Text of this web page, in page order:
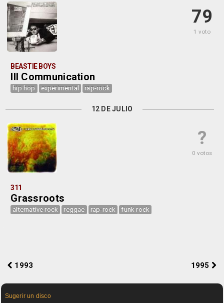
79
1 voto
BEASTIE BOYS
Ill Communication
hip hop experimental rap-rock
12 DE JULIO
?
0 votos
311
Grassroots
alternative rock reggae rap-rock funk rock
1993 1995
Sugerir un disco